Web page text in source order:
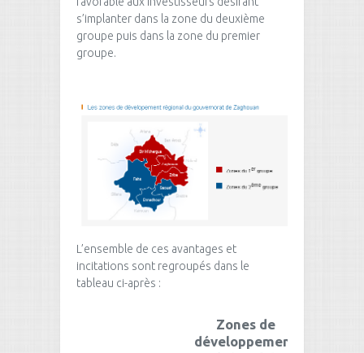
s’implanter dans la zone du deuxième
groupe puis dans la zone du premier
groupe.
L’ensemble de ces avantages et
incitations sont regroupés dans le
tableau ci-après :
Zones de
développement